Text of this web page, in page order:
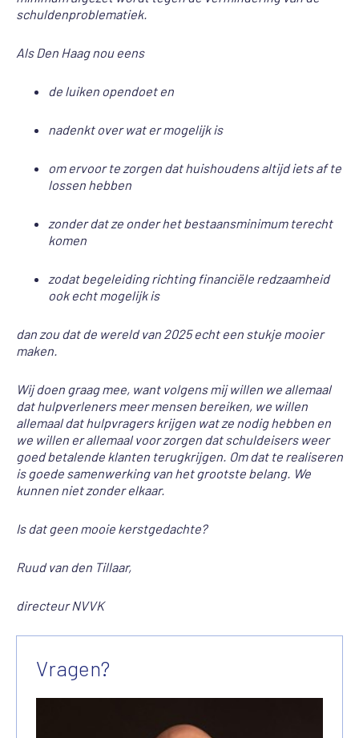
schuldenproblematiek.
Als Den Haag nou eens
de luiken opendoet en
nadenkt over wat er mogelijk is
om ervoor te zorgen dat huishoudens altijd iets af te
lossen hebben
zonder dat ze onder het bestaansminimum terecht
komen
zodat begeleiding richting financiële redzaamheid
ook echt mogelijk is
dan zou dat de wereld van 2025 echt een stukje mooier
maken.
Wij doen graag mee, want volgens mij willen we allemaal
dat hulpverleners meer mensen bereiken, we willen
allemaal dat hulpvragers krijgen wat ze nodig hebben en
we willen er allemaal voor zorgen dat schuldeisers weer
goed betalende klanten terugkrijgen. Om dat te realiseren
is goede samenwerking van het grootste belang. We
kunnen niet zonder elkaar.
Is dat geen mooie kerstgedachte?
Ruud van den Tillaar,
directeur NVVK
Vragen?